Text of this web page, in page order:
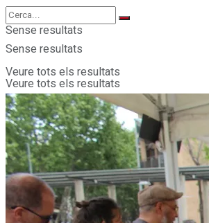
Sense resultats
Veure tots els resultats
Sense resultats
Veure tots els resultats